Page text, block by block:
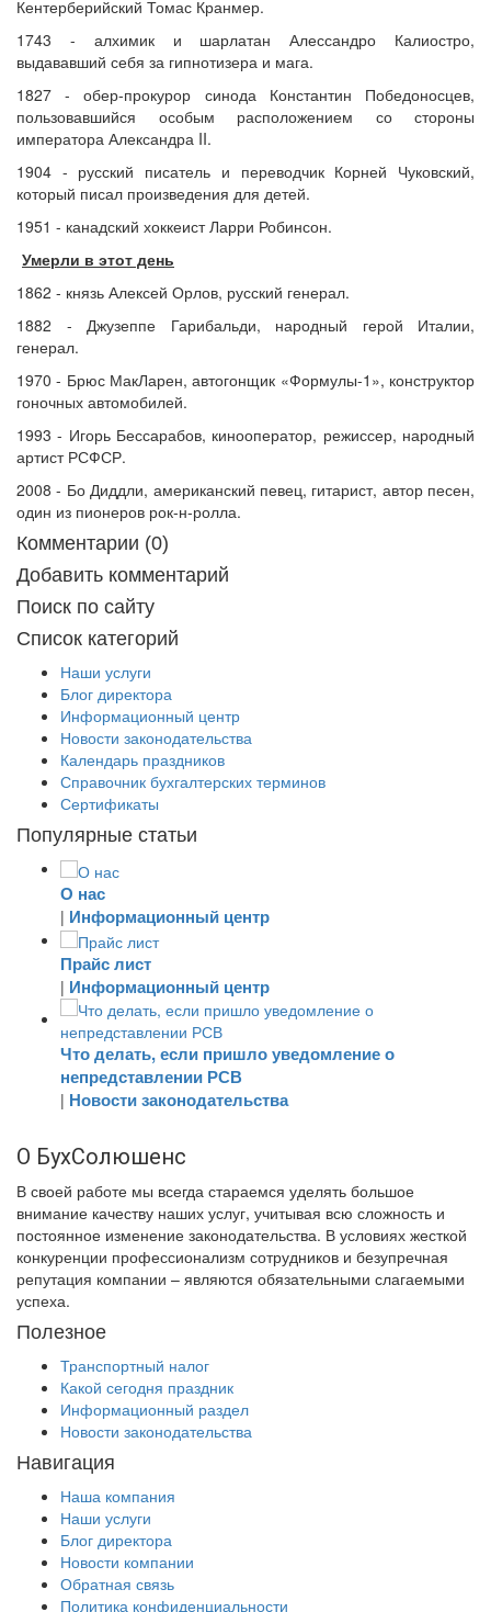
Кентерберийский Томас Кранмер.
1743 - алхимик и шарлатан Алессандро Калиостро,
выдававший себя за гипнотизера и мага.
1827 - обер-прокурор синода Константин Победоносцев,
пользовавшийся особым расположением со стороны
императора Александра II.
1904 - русский писатель и переводчик Корней Чуковский,
который писал произведения для детей.
1951 - канадский хоккеист Ларри Робинсон.
Умерли в этот день
1862 - князь Алексей Орлов, русский генерал.
1882 - Джузеппе Гарибальди, народный герой Италии,
генерал.
1970 - Брюс МакЛарен, автогонщик «Формулы-1», конструктор
гоночных автомобилей.
1993 - Игорь Бессарабов, кинооператор, режиссер, народный
артист РСФСР.
2008 - Бо Диддли, американский певец, гитарист, автор песен,
один из пионеров рок-н-ролла.
Комментарии (0)
Добавить комментарий
Поиск по сайту
Список категорий
Наши услуги
Блог директора
Информационный центр
Новости законодательства
Календарь праздников
Справочник бухгалтерских терминов
Сертификаты
Популярные статьи
О нас
| Информационный центр
Прайс лист
| Информационный центр
Что делать, если пришло уведомление о
непредставлении РСВ
| Новости законодательства
О БухСолюшенс
В своей работе мы всегда стараемся уделять большое
внимание качеству наших услуг, учитывая всю сложность и
постоянное изменение законодательства. В условиях жесткой
конкуренции профессионализм сотрудников и безупречная
репутация компании – являются обязательными слагаемыми
успеха.
Полезное
Транспортный налог
Какой сегодня праздник
Информационный раздел
Новости законодательства
Навигация
Наша компания
Наши услуги
Блог директора
Новости компании
Обратная связь
Политика конфиденциальности